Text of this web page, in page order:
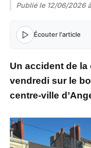
Publié le 12/06/2026
Écouter l'article
Un accident de
vendredi sur le
centre-ville